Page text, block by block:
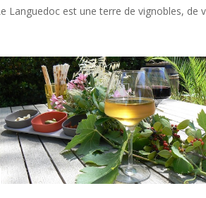
Languedoc est une terre de vignobles, de